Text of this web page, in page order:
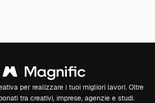
per realizzare i tuoi migliori lavori. Oltre
tra creativi, imprese, agenzie e studi.